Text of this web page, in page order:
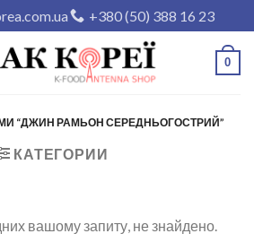
+380 (50) 388 16 23
0
“ДЖИН РАМЬОН СЕРЕДНЬОГОСТРИЙ”
КАТЕГОРИИ
вашому запиту, не знайдено.